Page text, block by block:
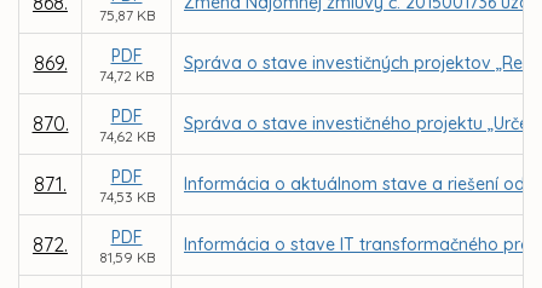
75,87 KB
869. PDF
74,72 KB
Správa o stave investičných projektov
870. PDF
74,62 KB
Správa o stave investičného projektu
871. PDF
74,53 KB
Informácia o aktuálnom stave a riešení
872. PDF
81,59 KB
Informácia o stave IT transformačného